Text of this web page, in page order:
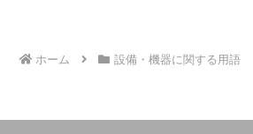
ル以上の建築物*
50平方メートル
ことができます
ホーム 設備・機器に関する用語